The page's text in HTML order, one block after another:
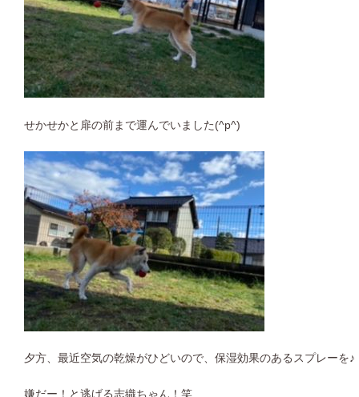
せかせかと扉の前まで運んでいました(^p^)
夕方、最近空気の乾燥がひどいので、保湿効果のあるスプレーを♪
嫌だー！と逃げる志織ちゃん！笑